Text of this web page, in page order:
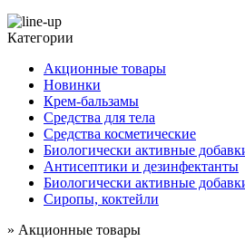
Категории
Акционные товары
Новинки
Крем-бальзамы
Средства для тела
Средства косметические
Биологически активные
Антисептики и дезинфектанты
Биологически активные
Сиропы, коктейли
» Акционные товары